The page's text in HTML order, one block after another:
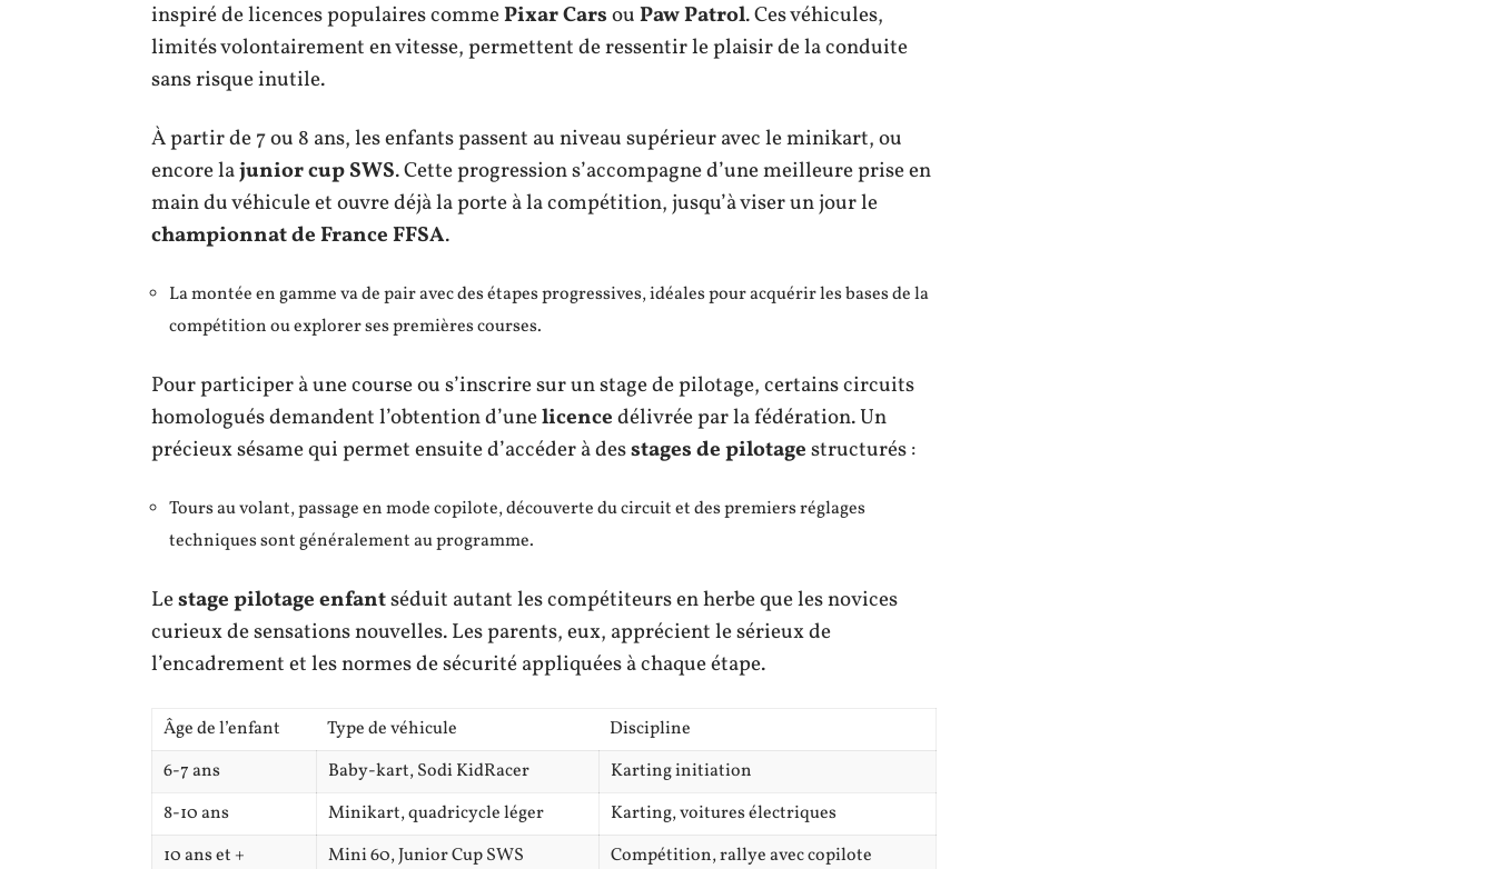
inspiré de licences populaires commePixar CarsouPaw Patrol. Ces véhicules,
limités volontairement en vitesse, permettent de ressentir le plaisir de la conduite
sans risque inutile.
À partir de 7 ou 8 ans, les enfants passent au niveau supérieur avec le minikart, ou
encore lajunior cup SWS. Cette progression s’accompagne d’une meilleure prise en
main du véhicule et ouvre déjà la porte à la compétition, jusqu’à viser un jour le
championnat de France FFSA.
La montée en gamme va de pair avec des étapes progressives, idéales pour acquérir les bases de la
compétition ou explorer ses premières courses.
Pour participer à une course ou s’inscrire sur un stage de pilotage, certains circuits
homologués demandent l’obtention d’unelicencedélivrée par la fédération. Un
précieux sésame qui permet ensuite d’accéder à desstages de pilotagestructurés :
Tours au volant, passage en mode copilote, découverte du circuit et des premiers réglages
techniques sont généralement au programme.
Lestage pilotage enfantséduit autant les compétiteurs en herbe que les novices
curieux de sensations nouvelles. Les parents, eux, apprécient le sérieux de
l’encadrement et les normes de sécurité appliquées à chaque étape.
Âge de l’enfant Type de véhicule
Discipline
6-7 ans
Baby-kart, Sodi KidRacer
Karting initiation
8-10 ans
Minikart, quadricycle léger
Karting, voitures électriques
10 ans et +
Mini 60, Junior Cup SWS Compétition, rallye avec copilote